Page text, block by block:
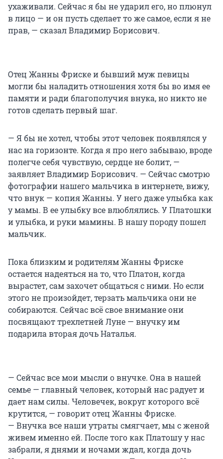
ухаживали. Сейчас я бы не ударил его, но плюнул
в лицо — и он пусть сделает то же самое, если я не
прав, — сказал Владимир Борисович.
Отец Жанны Фриске и бывший муж певицы
могли бы наладить отношения хотя бы во имя ее
памяти и ради благополучия внука, но никто не
готов сделать первый шаг.
— Я бы не хотел, чтобы этот человек появлялся у
нас на горизонте. Когда я про него забываю, вроде
полегче себя чувствую, сердце не болит, —
заявляет Владимир Борисович. — Сейчас смотрю
фотографии нашего мальчика в интернете, вижу,
что внук — копия Жанны. У него даже улыбка как
у мамы. В ее улыбку все влюблялись. У Платошки
и улыбка, и руки мамины. В нашу породу пошел
мальчик.
Пока близким и родителям Жанны Фриске
остается надеяться на то, что Платон, когда
вырастет, сам захочет общаться с ними. Но если
этого не произойдет, терзать мальчика они не
собираются. Сейчас всё свое внимание они
посвящают трехлетней Луне — внучку им
подарила вторая дочь Наталья.
— Сейчас все мои мысли о внучке. Она в нашей
семье — главный человек, который нас радует и
дает нам силы. Человечек, вокруг которого всё
крутится, — говорит отец Жанны Фриске.
— Внучка все наши утраты смягчает, мы с женой
живем именно ей. После того как Платошу у нас
забрали, я днями и ночами ждал, когда дочь